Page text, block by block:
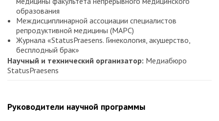
образования
Междисциплинарной ассоциации специалистов
репродуктивной медицины (МАРС)
Журнала «StatusPraesens. Гинекология, акушерство,
бесплодный брак»
Научный и технический организатор: Медиабюро
StatusPraesens
Руководители научной программы